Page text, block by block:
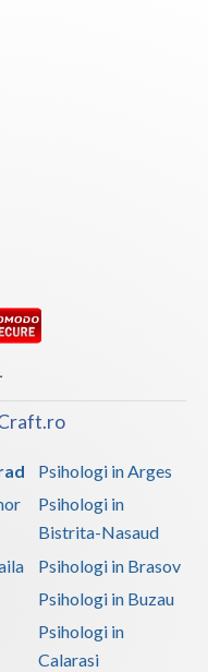
in vederea... (2)
vederea obt... (1)
sa... (1)
depr... (2)
star... (1)
cert... (2)
pens... (1)
co... (2)
de invatare (1)
(1)
(1)
de cuplu
de spatii... (1)
Psihologi in Arges
Psihologi in
Bistrita-Nasaud
Psihologi in Brasov
Psihologi in Buzau
Psihologi in
Calarasi